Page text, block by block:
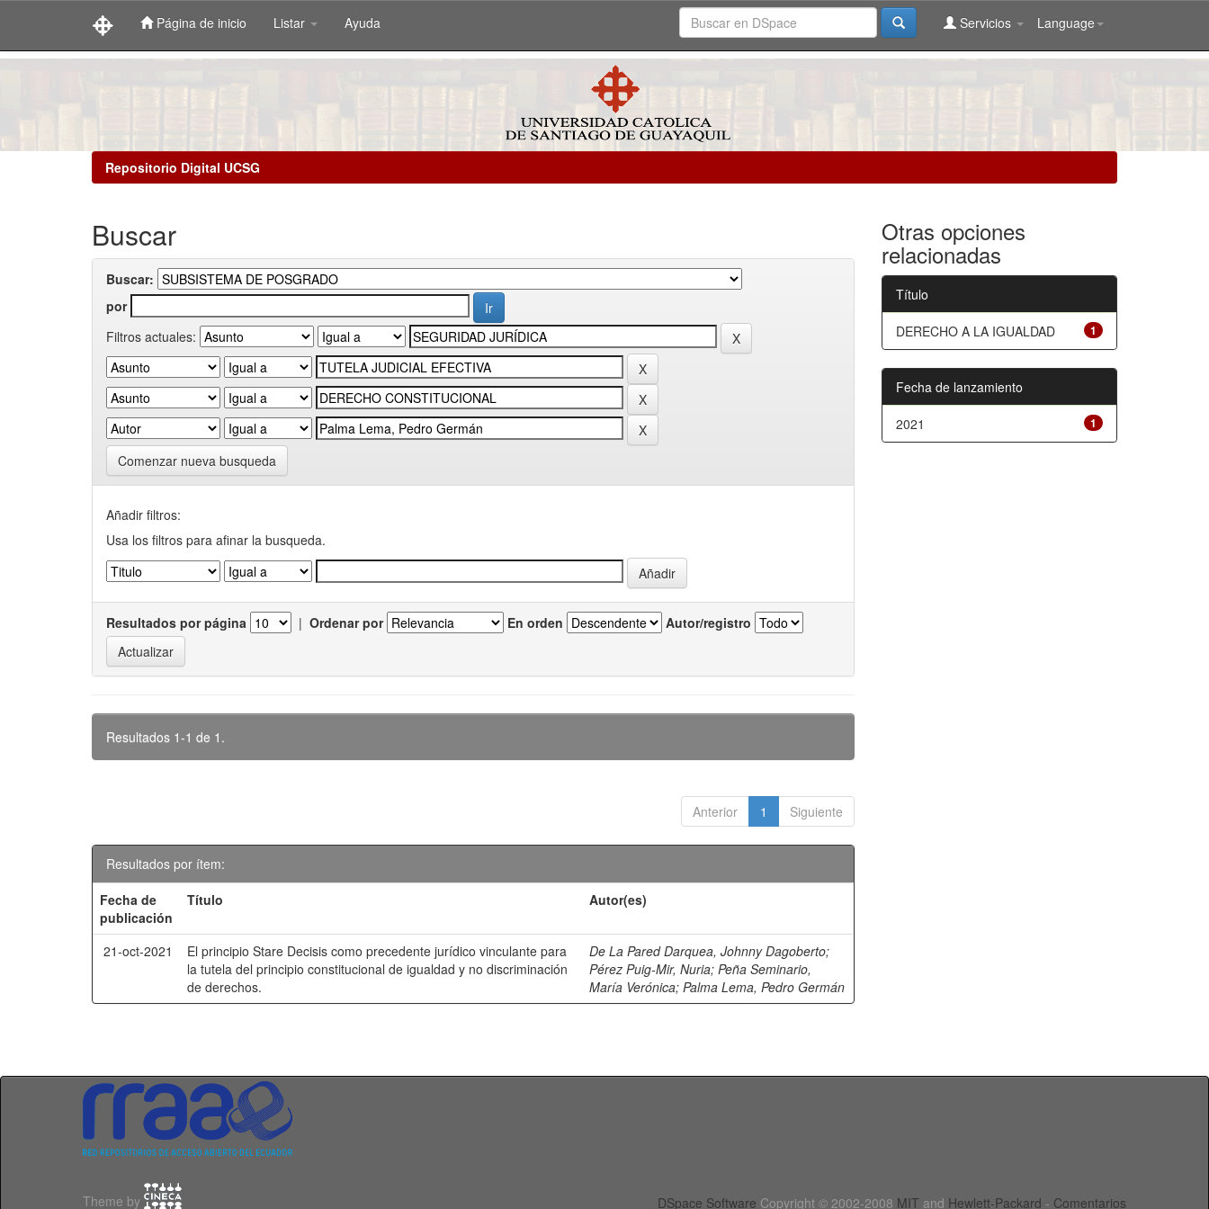
Página de inicio Listar Ayuda Language
Servicios
Repositorio Digital UCSG
Buscar
Buscar:
por
Filtros actuales:
Comenzar nueva busqueda
Añadir filtros:
Usa los filtros para afinar la busqueda.
Resultados por página | Ordenar por En orden Autor/registro
Resultados 1-1 de 1.
Anterior 1 Siguiente
Resultados por ítem:
Fecha de
publicación
Título Autor(es)
21-oct-2021
El principio Stare Decisis como precedente jurídico vinculante para
la tutela del principio constitucional de igualdad y no discriminación
de derechos.
De La Pared Darquea, Johnny Dagoberto;
Pérez Puig-Mir, Nuria;Peña Seminario,
María Verónica;Palma Lema, Pedro Germán
Otras opciones
relacionadas
Título
1
DERECHO A LA IGUALDAD
Fecha de lanzamiento
1
2021
Theme by DSpace Software Copyright © 2002-2008 MIT and Hewlett-Packard - Comentarios